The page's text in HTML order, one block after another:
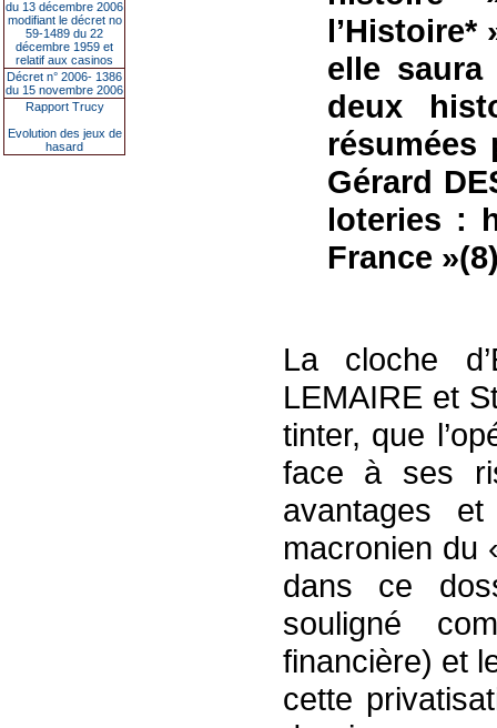
du 13 décembre 2006
modifiant le décret no
59-1489 du 22
décembre 1959 et
relatif aux casinos
Décret n° 2006- 1386
du 15 novembre 2006
Rapport Trucy
Evolution des jeux de
hasard
l’Histoire*
elle saura
deux
résumées
Gérard
loteries :
France
La cloche
LEMAIRE et
tinter, que
face à ses
avantages
macronien du
dans ce
souligné
financière) et
cette